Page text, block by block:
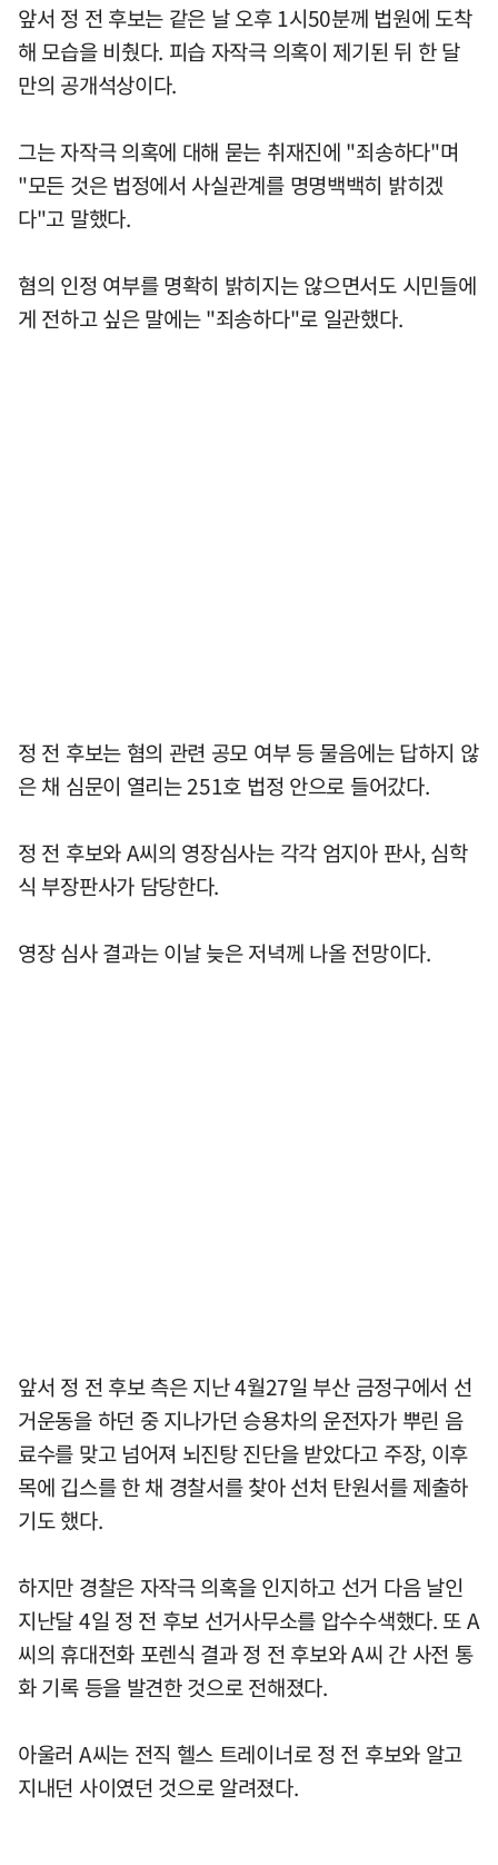
앞서 정 전 후보는 같은 날 오후 1시50분께 법원에 도착
해 모습을 비췄다. 피습 자작극 의혹이 제기된 뒤 한 달
만의 공개석상이다.
그는 자작극 의혹에 대해 묻는 취재진에 "죄송하다"며
"모든 것은 법정에서 사실관계를 명명백백히 밝히겠
다"고 말했다.
혐의 인정 여부를 명확히 밝히지는 않으면서도 시민들에
게 전하고 싶은 말에는 "죄송하다"로 일관했다.
정 전 후보는 혐의 관련 공모 여부 등 물음에는 답하지 않
은 채 심문이 열리는 251호 법정 안으로 들어갔다.
정 전 후보와 A씨의 영장심사는 각각 엄지아 판사, 심학
식 부장판사가 담당한다.
영장 심사 결과는 이날 늦은 저녁께 나올 전망이다.
앞서 정 전 후보 측은 지난 4월27일 부산 금정구에서 선
거운동을 하던 중 지나가던 승용차의 운전자가 뿌린 음
료수를 맞고 넘어져 뇌진탕 진단을 받았다고 주장, 이후
목에 깁스를 한 채 경찰서를 찾아 선처 탄원서를 제출하
기도 했다.
하지만 경찰은 자작극 의혹을 인지하고 선거 다음 날인
지난달 4일 정 전 후보 선거사무소를 압수수색했다. 또 A
씨의 휴대전화 포렌식 결과 정 전 후보와 A씨 간 사전 통
화 기록 등을 발견한 것으로 전해졌다.
아울러 A씨는 전직 헬스 트레이너로 정 전 후보와 알고
지내던 사이였던 것으로 알려졌다.